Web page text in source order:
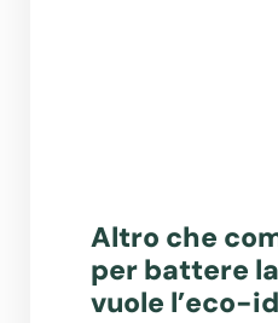
Altro che
per battere
vuole l’eco-